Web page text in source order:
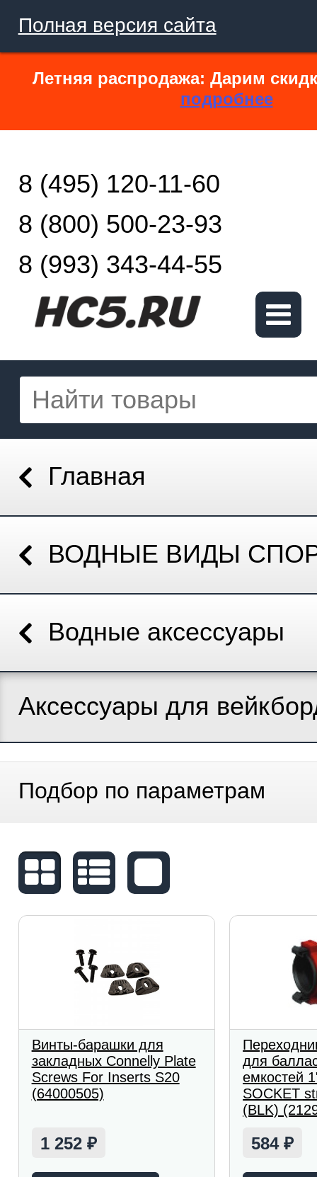
Полная версия сайта
Летняя распродажа: Дарим
подробнее
8 (495) 120-11-60
8 (800) 500-23-93
8 (993) 343-44-55
Главная
ВОДНЫЕ ВИДЫ
Водные аксессуары
Аксессуары для
Подбор по параметрам
Винты-барашки для
закладных Connelly Plate
Screws For Inserts S20
(64000505)
1 252 ₽
для
емкостей
SOCKET
(BLK)
584₽